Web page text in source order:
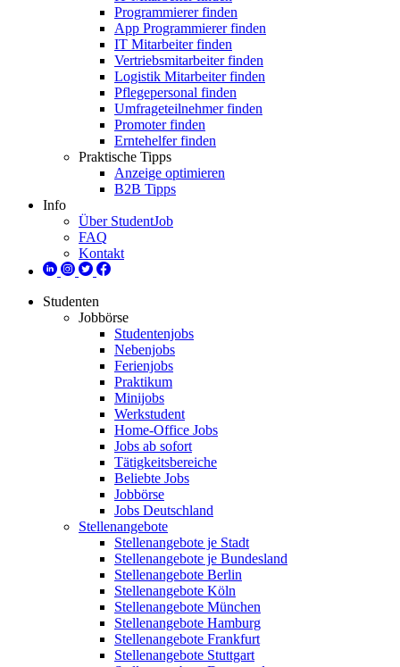
Programmierer finden
App Programmierer finden
IT Mitarbeiter finden
Vertriebsmitarbeiter finden
Logistik Mitarbeiter finden
Pflegepersonal finden
Umfrageteilnehmer finden
Promoter finden
Erntehelfer finden
Praktische Tipps
Anzeige optimieren
B2B Tipps
Info
Über StudentJob
FAQ
Kontakt
Studenten
Jobbörse
Studentenjobs
Nebenjobs
Ferienjobs
Praktikum
Minijobs
Werkstudent
Home-Office Jobs
Jobs ab sofort
Tätigkeitsbereiche
Beliebte Jobs
Jobbörse
Jobs Deutschland
Stellenangebote
Stellenangebote je Stadt
Stellenangebote je Bundesland
Stellenangebote Berlin
Stellenangebote Köln
Stellenangebote München
Stellenangebote Hamburg
Stellenangebote Frankfurt
Stellenangebote Stuttgart